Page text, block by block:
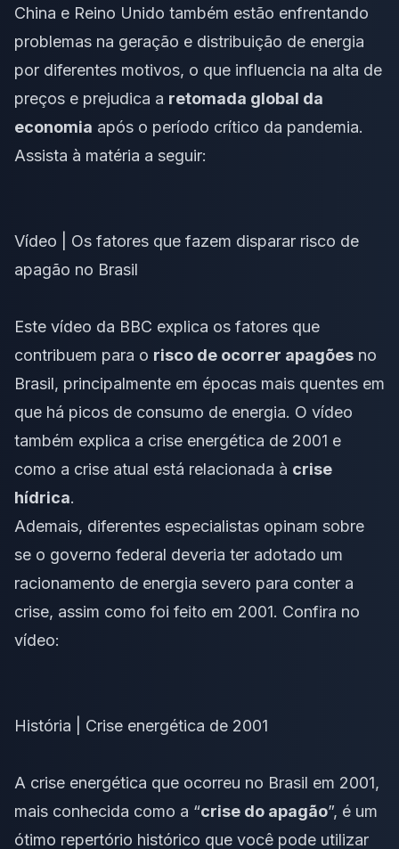
China e Reino Unido também estão enfrentando
problemas na geração e distribuição de energia
por diferentes motivos, o que influencia na alta de
preços e prejudica a retomada global da
economia após o período crítico da pandemia.
Assista à matéria a seguir:
Vídeo | Os fatores que fazem disparar risco de
apagão no Brasil
Este vídeo da BBC explica os fatores que
contribuem para o risco de ocorrer apagões no
Brasil, principalmente em épocas mais quentes em
que há picos de consumo de energia. O vídeo
também explica a crise energética de 2001 e
como a crise atual está relacionada à crise
hídrica.
Ademais, diferentes especialistas opinam sobre
se o governo federal deveria ter adotado um
racionamento de energia severo para conter a
crise, assim como foi feito em 2001. Confira no
vídeo:
História | Crise energética de 2001
A crise energética que ocorreu no Brasil em 2001,
mais conhecida como a “crise do apagão”, é um
ótimo repertório histórico que você pode utilizar